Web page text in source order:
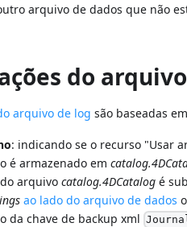
arquivo de dados que não
do
arquivo de log são baseadas
: indicando se o recurso "Usar
é armazenado em
arquivocatalog.4DCatalog é
ao lado do arquivo de dados
da chave de backup xml